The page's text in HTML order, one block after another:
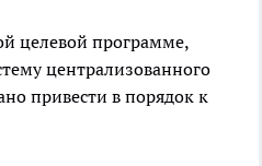
целевой программе,
централизованного
привести в порядок к